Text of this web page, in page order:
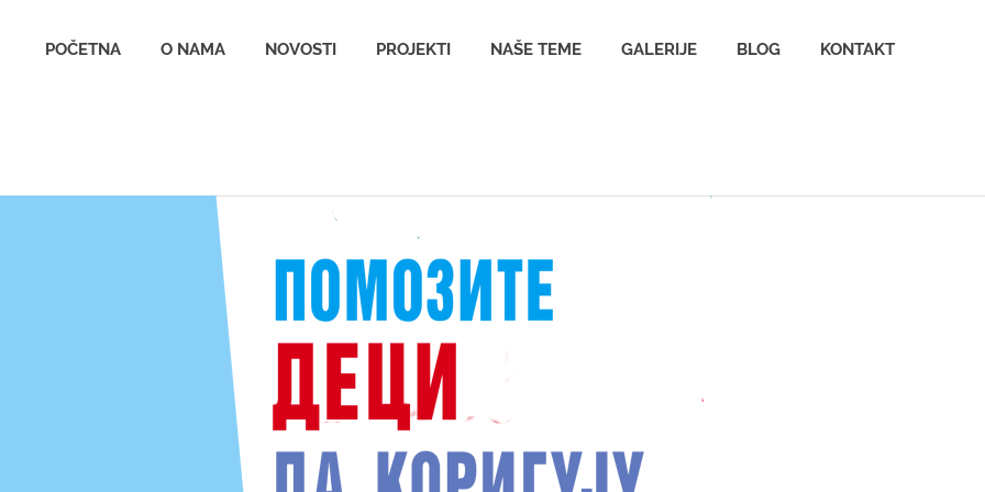
udruzenjeana.org.rs
POČETNA O NAMA NOVOSTI PROJEKTI NAŠE TEME GALERIJE BLOG KONTAKT